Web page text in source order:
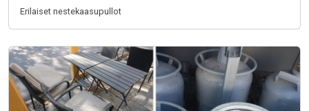
Erilaiset nestekaasupullot